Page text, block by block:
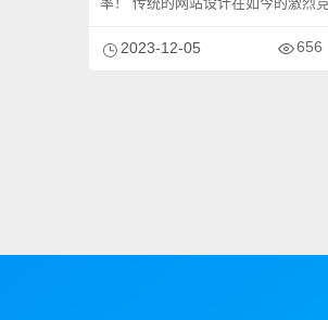
2023-12-05 656